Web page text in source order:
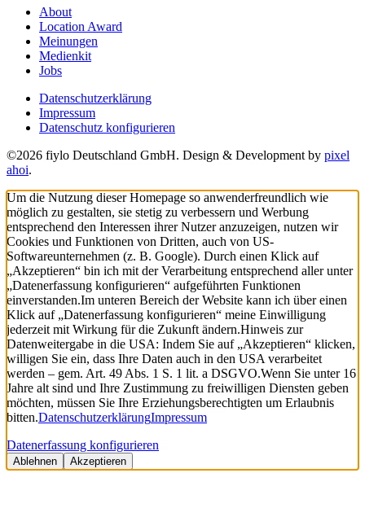
About
Location Award
Meinungen
Medienkit
Jobs
Datenschutzerklärung
Impressum
Datenschutz konfigurieren
©2026 fiylo Deutschland GmbH. Design & Development by pixel
ahoi.
Um die Nutzung dieser Homepage so anwenderfreundlich wie
möglich zu gestalten, sie stetig zu verbessern und Werbung
entsprechend den Interessen ihrer Nutzer anzuzeigen, nutzen wir
Cookies und Funktionen von Dritten, auch von US-
Softwareunternehmen (z. B. Google). Durch einen Klick auf
„Akzeptieren“ bin ich mit der Verarbeitung entsprechend aller unter
„Datenerfassung konfigurieren“ aufgeführten Funktionen
einverstanden.Im unteren Bereich der Website kann ich über einen
Klick auf „Datenerfassung konfigurieren“ meine Einwilligung
jederzeit mit Wirkung für die Zukunft ändern.Hinweis zur
Datenweitergabe in die USA: Indem Sie auf „Akzeptieren“ klicken,
willigen Sie ein, dass Ihre Daten auch in den USA verarbeitet
werden – gem. Art. 49 Abs. 1 S. 1 lit. a DSGVO.Wenn Sie unter 16
Jahre alt sind und Ihre Zustimmung zu freiwilligen Diensten geben
möchten, müssen Sie Ihre Erziehungsberechtigten um Erlaubnis
bitten.DatenschutzerklärungImpressum
Datenerfassung konfigurieren
Ablehnen Akzeptieren